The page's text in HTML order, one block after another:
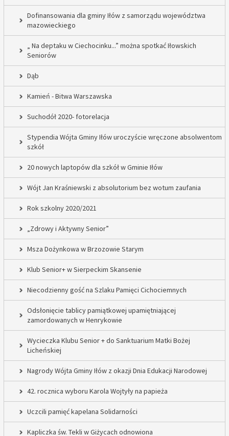
Dofinansowania dla gminy Iłów z samorządu województwa
mazowieckiego
„ Na deptaku w Ciechocinku...” można spotkać Iłowskich
Seniorów
Dąb
Kamień - Bitwa Warszawska
Suchodół 2020- fotorelacja
Stypendia Wójta Gminy Iłów uroczyście wręczone absolwentom
szkół
20 nowych laptopów dla szkół w Gminie Iłów
Wójt Jan Kraśniewski z absolutorium bez wotum zaufania
Rok szkolny 2020/2021
„Zdrowy i Aktywny Senior”
Msza Dożynkowa w Brzozowie Starym
Klub Senior+ w Sierpeckim Skansenie
Niecodzienny gość na Szlaku Pamięci Cichociemnych
Odsłonięcie tablicy pamiątkowej upamiętniającej
zamordowanych w Henrykowie
Wycieczka Klubu Senior + do Sanktuarium Matki Bożej
Licheńskiej
Nagrody Wójta Gminy Iłów z okazji Dnia Edukacji Narodowej
42. rocznica wyboru Karola Wojtyły na papieża
Uczcili pamięć kapelana Solidarności
Kapliczka św. Tekli w Giżycach odnowiona